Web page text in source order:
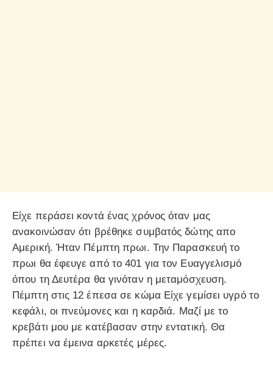
Είχε περάσει κοντά ένας χρόνος όταν μας
ανακοινώσαν ότι βρέθηκε συμβατός δώτης απο
Αμερική. Ήταν Πέμπτη πρωι. Την Παρασκευή το
πρωι θα έφευγε από το 401 για τον Ευαγγελισμό
όπου τη Δευτέρα θα γινόταν η μεταμόσχευση.
Πέμπτη στις 12 έπεσα σε κώμα Είχε γεμίσει υγρό το
κεφάλι, οι πνεύμονες και η καρδιά. Μαζί με το
κρεβάτι μου με κατέβασαν στην εντατική. Θα
πρέπει να έμεινα αρκετές μέρες.